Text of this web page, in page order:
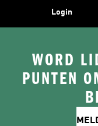
Login
WORD
PUNTEN